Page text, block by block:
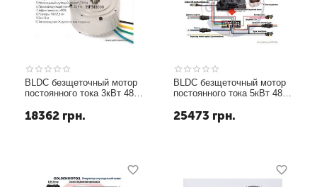
BLDC безщеточный мотор
постоянного тока 3кВт 48В
18362 грн.
BLDC безщеточный мотор
постоянного тока 5кВт 48В
25473 грн.